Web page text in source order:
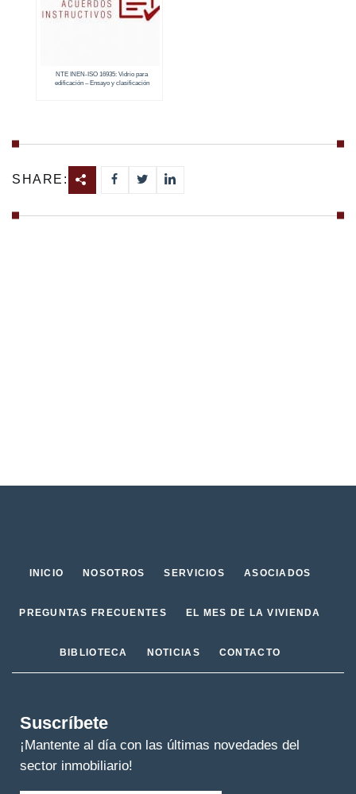
NTE INEN-ISO 16935: Vidrio para
edificación – Ensayo y clasificación
SHARE:
INICIO NOSOTROS SERVICIOS ASOCIADOS
PREGUNTAS FRECUENTES EL MES DE LA VIVIENDA
BIBLIOTECA NOTICIAS CONTACTO
Suscríbete
¡Mantente al día con las últimas novedades del
sector inmobiliario!